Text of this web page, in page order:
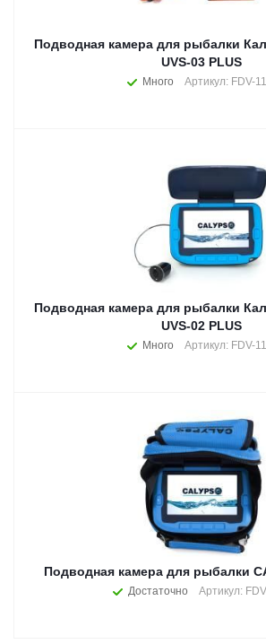
Подводная камера для рыбалки
UVS-03 PLUS
Много Артикул: FDV-
Подводная камера для рыбалки
UVS-02 PLUS
Много Артикул: FDV-
Подводная камера для рыбалки
Достаточно Артикул: